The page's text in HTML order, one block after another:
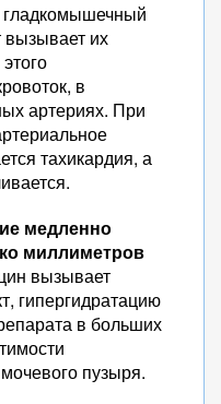
гладкомышечный
вызывает их
в
артериях. При
тахикардия, а
медленно
миллиметров
вызывает
гипергидратацию
в больших
пузыря.